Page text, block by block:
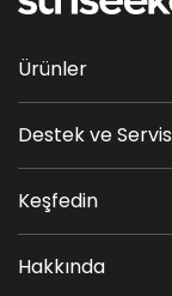
Ürünler
Destek ve Servis
Keşfedin
Hakkında